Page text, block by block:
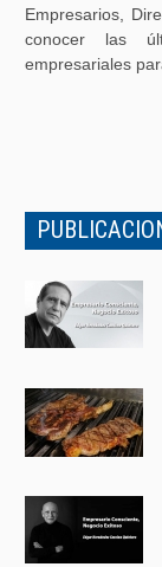
Empresarios,
conocer las
empresariales